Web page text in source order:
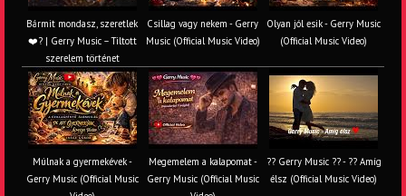
Bármit mondasz, szeretlek
❤️‍? | Gerry Music – Tiltott
szerelem történet
Csillag vagy nekem - Gerry
Music (Official Music Video)
Olyan jól esik - Gerry Music
(Official Music Video)
Múlnak a gyermekévek -
Gerry Music (Official Music
Megemelem a kalapomat -
Gerry Music (Official Music
?? Gerry Music ?? - ?? Amíg
élsz (Official Music Video)